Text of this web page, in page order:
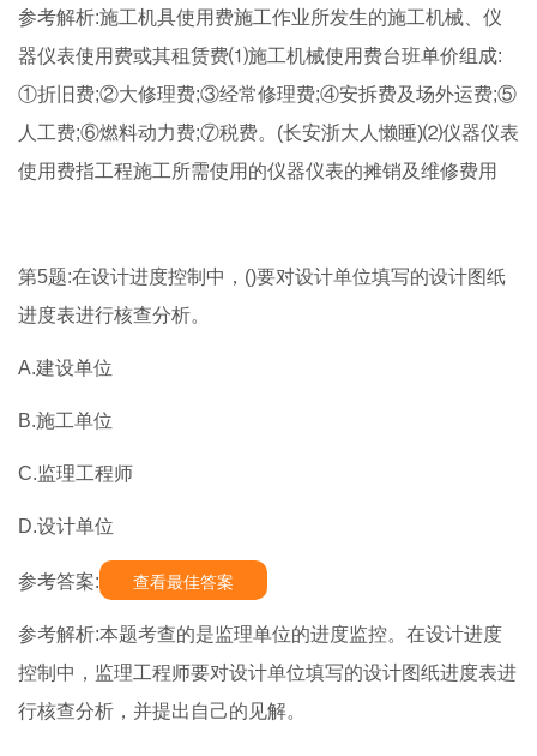
参考解析:施工机具使用费施工作业所发生的施工机械、仪
器仪表使用费或其租赁费⑴施工机械使用费台班单价组成:
①折旧费;②大修理费;③经常修理费;④安拆费及场外运费;⑤
人工费;⑥燃料动力费;⑦税费。(长安浙大人懒睡)⑵仪器仪表
使用费指工程施工所需使用的仪器仪表的摊销及维修费用
第5题:在设计进度控制中，()要对设计单位填写的设计图纸
进度表进行核查分析。
A.建设单位
B.施工单位
C.监理工程师
D.设计单位
参考答案: 查看最佳答案
参考解析:本题考查的是监理单位的进度监控。在设计进度
控制中，监理工程师要对设计单位填写的设计图纸进度表进
行核查分析，并提出自己的见解。